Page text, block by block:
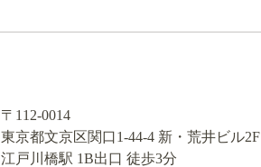
〒112-0014
東京都文京区関口1-44-4 新・荒井ビル2F
江戸川橋駅 1B出口 徒歩3分